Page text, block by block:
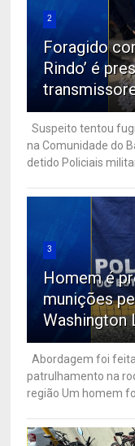
2
Foragido
Rindo’ é
Suspeito tentou
na Comunidade do
detido Policiais
3
Homem é
munições
Washington
Abordagem foi
patrulhamento na
região Um homem